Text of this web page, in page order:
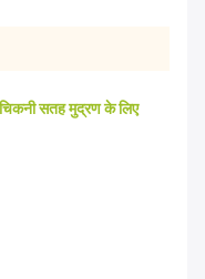
सतह मुद्रण के लिए